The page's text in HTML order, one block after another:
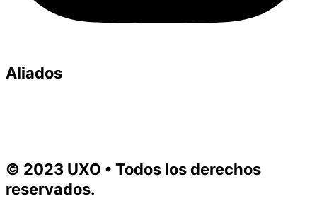
Aliados
© 2023 UXO • Todos los derechos
reservados.